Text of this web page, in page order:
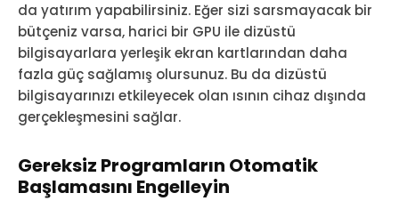
da yatırım yapabilirsiniz. Eğer sizi sarsmayacak bir
bütçeniz varsa, harici bir GPU ile dizüstü
bilgisayarlara yerleşik ekran kartlarından daha
fazla güç sağlamış olursunuz. Bu da dizüstü
bilgisayarınızı etkileyecek olan ısının cihaz dışında
gerçekleşmesini sağlar.
Gereksiz Programların Otomatik
Başlamasını Engelleyin